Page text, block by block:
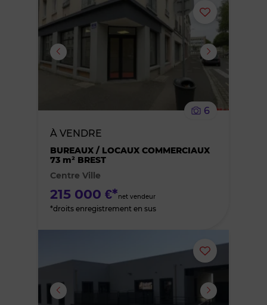
Ajouter
ou
supprimer
6
À VENDRE
BUREAUX / LOCAUX COMMERCIAUX
73 m² BREST
Centre Ville
215 000 €*net vendeur
*droits enregistrement en sus
Ajouter
ou